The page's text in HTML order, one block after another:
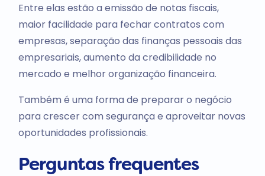
Entre elas estão a emissão de notas fiscais,
maior facilidade para fechar contratos com
empresas, separação das finanças pessoais das
empresariais, aumento da credibilidade no
mercado e melhor organização financeira.
Também é uma forma de preparar o negócio
para crescer com segurança e aproveitar novas
oportunidades profissionais.
Perguntas frequentes